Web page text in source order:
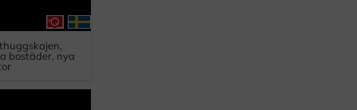
bostäder, nya